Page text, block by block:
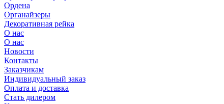
Ордена
Органайзеры
Декоративная рейка
О нас
О нас
Новости
Контакты
Заказчикам
Индивидуальный заказ
Оплата и доставка
Стать дилером